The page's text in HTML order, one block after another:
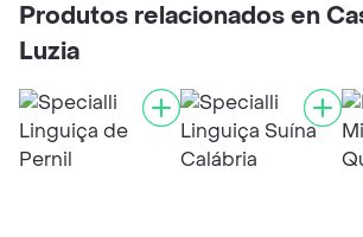
Produtos relacionados en
Luzia